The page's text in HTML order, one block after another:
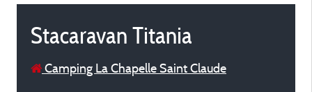
Stacaravan Titania
Camping La Chapelle Saint Claude